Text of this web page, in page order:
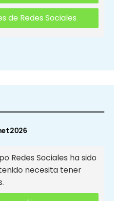
de Redes Sociales
2026
Redes Sociales ha sido
necesita tener